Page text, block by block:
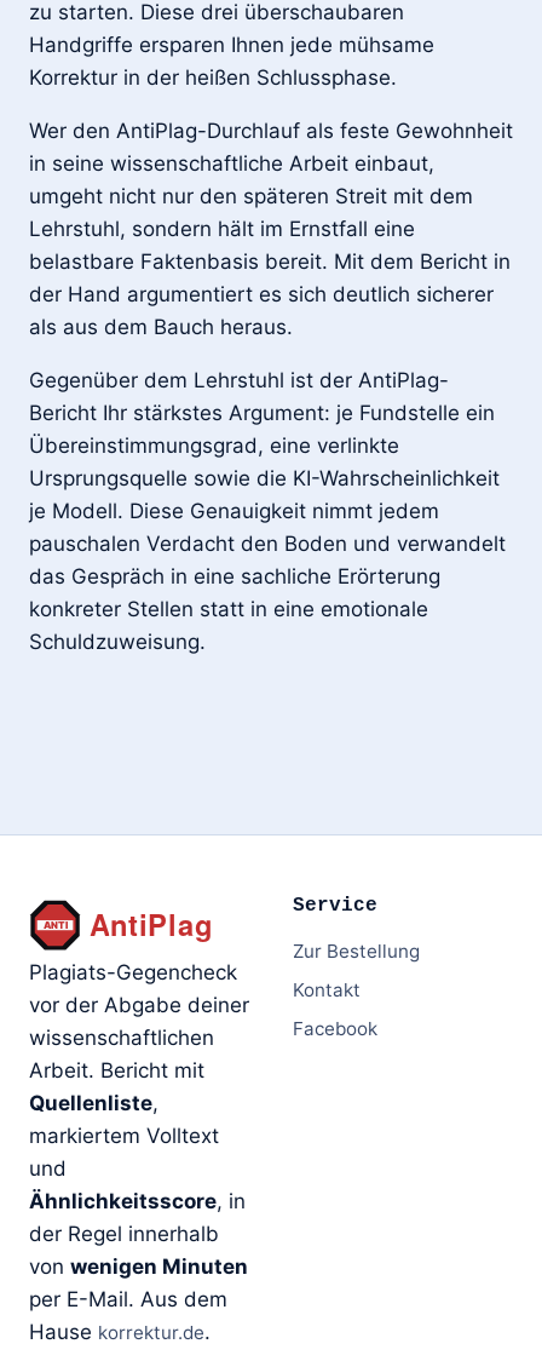
zu starten. Diese drei überschaubaren
Handgriffe ersparen Ihnen jede mühsame
Korrektur in der heißen Schlussphase.
Wer den AntiPlag-Durchlauf als feste Gewohnheit
in seine wissenschaftliche Arbeit einbaut,
umgeht nicht nur den späteren Streit mit dem
Lehrstuhl, sondern hält im Ernstfall eine
belastbare Faktenbasis bereit. Mit dem Bericht in
der Hand argumentiert es sich deutlich sicherer
als aus dem Bauch heraus.
Gegenüber dem Lehrstuhl ist der AntiPlag-
Bericht Ihr stärkstes Argument: je Fundstelle ein
Übereinstimmungsgrad, eine verlinkte
Ursprungsquelle sowie die KI-Wahrscheinlichkeit
je Modell. Diese Genauigkeit nimmt jedem
pauschalen Verdacht den Boden und verwandelt
das Gespräch in eine sachliche Erörterung
konkreter Stellen statt in eine emotionale
Schuldzuweisung.
Plagiats-Gegencheck
vor der Abgabe deiner
wissenschaftlichen
Arbeit. Bericht mit
Quellenliste,
markiertem Volltext
und
Ähnlichkeitsscore, in
der Regel innerhalb
von wenigen Minuten
per E-Mail. Aus dem
Hause korrektur.de.
Service
Zur Bestellung
Kontakt
Facebook